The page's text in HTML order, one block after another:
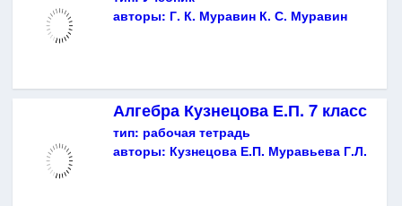
авторы: Г. К. Муравин К. С. Муравин
Алгебра Кузнецова Е.П. 7 класс
тип: рабочая тетрадь
авторы: Кузнецова Е.П. Муравьева Г.Л.